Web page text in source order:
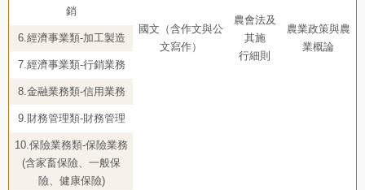
國文（含作文與公
文寫作）
農會法及
其施
行細則
農業政策與農
業概論
銷
6.經濟事業類-加工製造
7.經濟事業類-行銷業務
8.金融業務類-信用業務
9.財務管理類-財務管理
10.保險業務類-保險業務
(含家畜保險、一般保
險、健康保險)